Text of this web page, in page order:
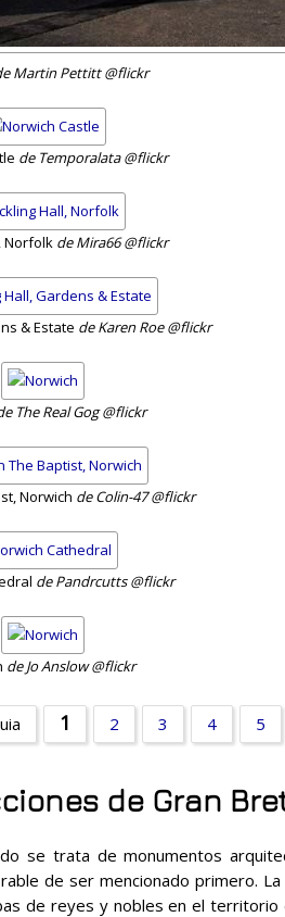
Martin Pettitt @flickr
de Temporalata @flickr
Norfolk de Mira66 @flickr
& Estate de Karen Roe @flickr
The Real Gog @flickr
Norwich de Colin-47 @flickr
de Pandrcutts @flickr
de Jo Anslow @flickr
1 2 3 4 5
de Gran
se trata de monumentos
de ser mencionado primero.
de reyes y nobles en el territorio